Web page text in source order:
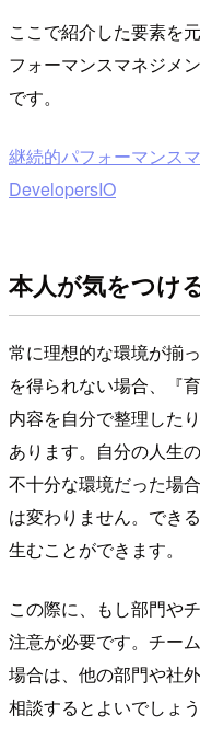
ここで紹介した要素を
フォーマンスマネジメ
です。
継続的パフォーマンス
DevelopersIO
本人が気をつけ
常に理想的な環境が揃
を得られない場合、『
内容を自分で整理した
あります。自分の人生
不十分な環境だった場
は変わりません。でき
生むことができます。
この際に、もし部門や
注意が必要です。チー
場合は、他の部門や社
相談するとよいでしょう